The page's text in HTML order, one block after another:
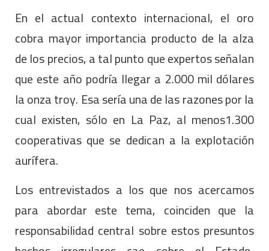
En el actual contexto internacional, el oro
cobra mayor importancia producto de la alza
de los precios, a tal punto que expertos señalan
que este año podría llegar a 2.000 mil dólares
la onza troy. Esa sería una de las razones por la
cual existen, sólo en La Paz, al menos1.300
cooperativas que se dedican a la explotación
aurífera.
Los entrevistados a los que nos acercamos
para abordar este tema, coinciden que la
responsabilidad central sobre estos presuntos